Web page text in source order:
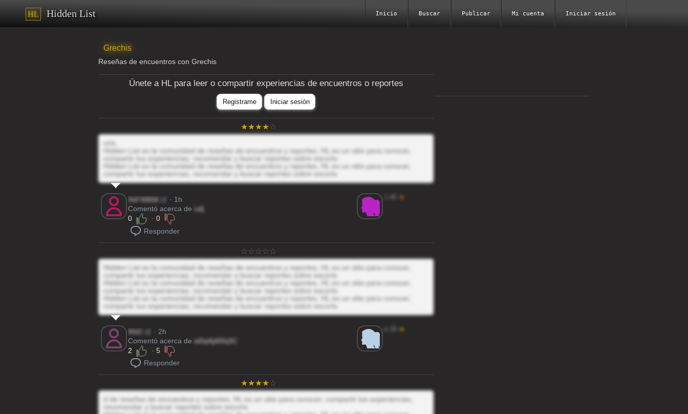
HL Hidden List Inicio Buscar Publicar Mi cuenta Iniciar sesión
Grechis
Reseñas de encuentros con Grechis
Únete a HL para leer o compartir experiencias de encuentros o reportes
Registrame Iniciar sesión
orts
Hidden List es la comunidad de reseñas de encuentros y reportes, HL es un sitio para conocer,
compartir tus experiencias, recomendar y buscar reportes sobre escorts
Hidden List es la comunidad de reseñas de encuentros y reportes, HL es un sitio para conocer,
compartir tus experiencias, recomendar y buscar reportes sobre escorts
0sF4tMdl
· 1h
Comentó acerca de udj
0
· 0
Responder
★
Hidden List es la comunidad de reseñas de encuentros y reportes, HL es un sitio para conocer,
compartir tus experiencias, recomendar y buscar reportes sobre escorts
Hidden List es la comunidad de reseñas de encuentros y reportes, HL es un sitio para conocer,
compartir tus experiencias, recomendar y buscar reportes sobre escorts
Hidden List es la comunidad de reseñas de encuentros y reportes, HL es un sitio para conocer,
compartir tus experiencias, recomendar y buscar reportes sobre escorts
Md2
· 2h
Comentó acerca de w0q4ij40hj3C
2
· 5
Responder
★
d de reseñas de encuentros y reportes, HL es un sitio para conocer, compartir tus experiencias,
recomendar y buscar reportes sobre escorts